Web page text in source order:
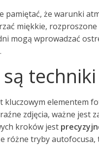
pamiętać, że warunki
miękkie,
mogą wprowadzać
są
kluczowym elementem
zdjęcia, ważne jest
kroków jest
różne tryby autofocusa,